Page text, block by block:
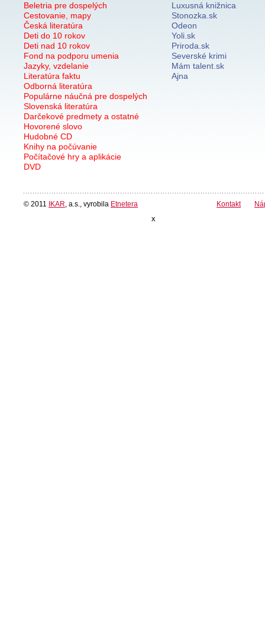
Beletria pre dospelých
Cestovanie, mapy
Česká literatúra
Deti do 10 rokov
Deti nad 10 rokov
Fond na podporu umenia
Jazyky, vzdelanie
Literatúra faktu
Odborná literatúra
Populárne náučná pre dospelých
Slovenská literatúra
Darčekové predmety a ostatné
Hovorené slovo
Hudobné CD
Knihy na počúvanie
Počítačové hry a aplikácie
DVD
Luxusná knižnica
Stonozka.sk
Odeon
Yoli.sk
Priroda.sk
Severské krimi
Mám talent.sk
Ajna
© 2011 IKAR , a.s., vyrobila Etnetera Kontakt
x